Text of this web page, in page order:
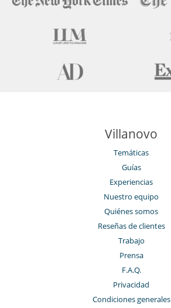
Villanovo
Temáticas
Guías
Experiencias
Nuestro equipo
Quiénes somos
Reseñas de clientes
Trabajo
Prensa
F.A.Q.
Privacidad
Condiciones generales